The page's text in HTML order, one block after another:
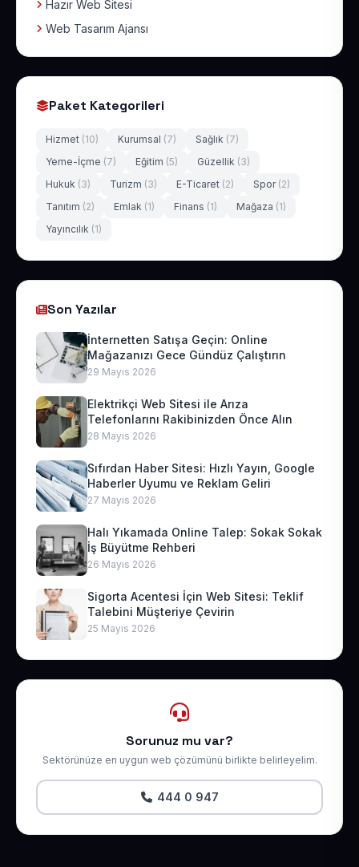
Hazır Web Sitesi
Web Tasarım Ajansı
Paket Kategorileri
Hizmet (10) Kurumsal (7) Sağlık (7)
Yeme-İçme (7) Eğitim (5) Güzellik (3)
Hukuk (3) Turizm (3) E-Ticaret (2) Spor (2)
Tanıtım (2) Emlak (1) Finans (1) Mağaza (1)
Yayıncılık (1)
Son Yazılar
İnternetten Satışa Geçin: Online
Mağazanızı Gece Gündüz Çalıştırın
29 Mayıs 2026
Elektrikçi Web Sitesi ile Arıza
Telefonlarını Rakibinizden Önce Alın
28 Mayıs 2026
Sıfırdan Haber Sitesi: Hızlı Yayın, Google
Haberler Uyumu ve Reklam Geliri
27 Mayıs 2026
Halı Yıkamada Online Talep: Sokak Sokak
İş Büyütme Rehberi
26 Mayıs 2026
Sigorta Acentesi İçin Web Sitesi: Teklif
Talebini Müşteriye Çevirin
25 Mayıs 2026
Sorunuz mu var?
Sektörünüze en uygun web çözümünü birlikte belirleyelim.
444 0 947